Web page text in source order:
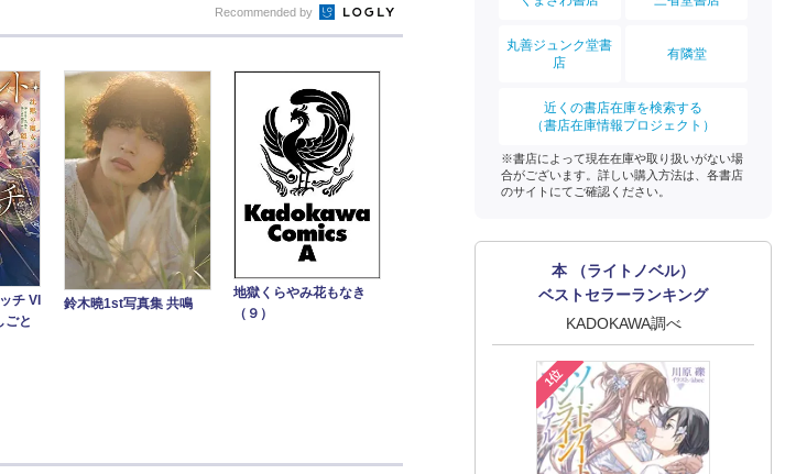
丸善ジュンク堂書
店
有隣堂
近くの書店在庫を検索する
（書店在庫情報プロジェクト）
※書店によって現在在庫や取り扱いがない場
合がございます。詳しい購入方法は、各書店
のサイトにてご確認ください。
本 （ライトノベル）
ベストセラーランキング
KADOKAWA調べ
1位
Recommended by
チ VI
ごと
鈴木曉1st写真集 共鳴
地獄くらやみ花もなき
（９）